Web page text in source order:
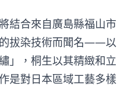
結合來自廣島縣福山市
拔染技術而聞名——以
」，桐生以其精緻和立
是對日本區域工藝多樣